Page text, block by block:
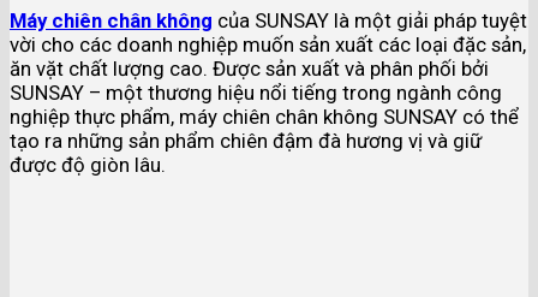
Máy chiên chân không của SUNSAY là một giải pháp tuyệt
vời cho các doanh nghiệp muốn sản xuất các loại đặc sản,
ăn vặt chất lượng cao. Được sản xuất và phân phối bởi
SUNSAY – một thương hiệu nổi tiếng trong ngành công
nghiệp thực phẩm, máy chiên chân không SUNSAY có thể
tạo ra những sản phẩm chiên đậm đà hương vị và giữ
được độ giòn lâu.